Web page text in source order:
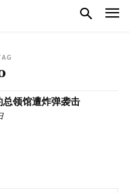
总领馆遭炸弹袭击